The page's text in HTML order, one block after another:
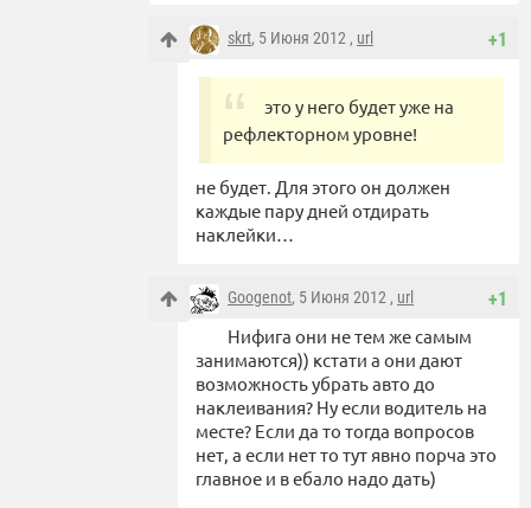
+1
skrt, 5 Июня 2012 , url
это у него будет уже на
рефлекторном уровне!
не будет. Для этого он должен
каждые пару дней отдирать
наклейки…
+1
Googenot, 5 Июня 2012 , url
Нифига они не тем же самым
занимаются)) кстати а они дают
возможность убрать авто до
наклеивания? Ну если водитель на
месте? Если да то тогда вопросов
нет, а если нет то тут явно порча это
главное и в ебало надо дать)